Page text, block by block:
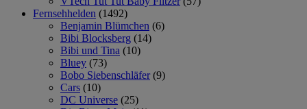
Fernsehhelden (1492)
Benjamin Blümchen (6)
Bibi Blocksberg (14)
Bibi und Tina (10)
Bluey (73)
Bobo Siebenschläfer (9)
Cars (10)
DC Universe (25)